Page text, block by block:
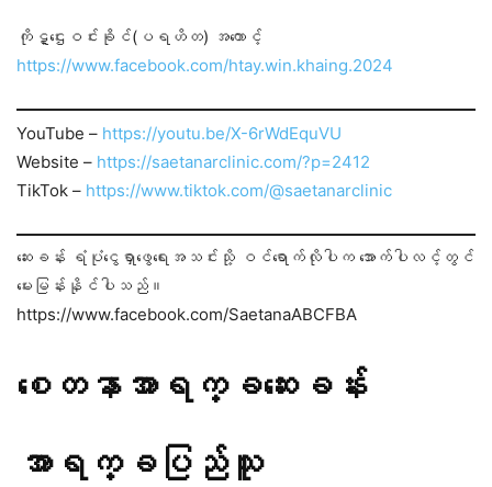
ကိုဋ္ဌေးဝင်းခိုင်(ပရဟိတ) အကောင့်
https://www.facebook.com/htay.win.khaing.2024
YouTube – https://youtu.be/X-6rWdEquVU
Website – https://saetanarclinic.com/?p=2412
TikTok – https://www.tiktok.com/@saetanarclinic
ဆေးခန်း ရံပုံငွေရှာဖွေရေးအသင်းသို့ ဝင်ရောက်လိုပါက အောက်ပါလင့်တွင်
မေးမြန်းနိုင်ပါသည်။
https://www.facebook.com/SaetanaABCFBA
စေတနာအာရက္ခဆေးခန်း
အာရက္ခပြည်သူ